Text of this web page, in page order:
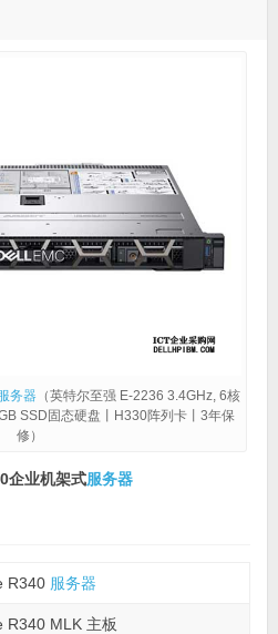
务器 （英特尔至强 E-2236 3.4GHz, 6核
SSD固态硬盘丨H330阵列卡丨3年保
修）
企业机架式服务器
R340 服务器
R340 MLK 主板